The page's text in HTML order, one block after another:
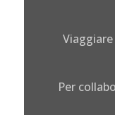
Per